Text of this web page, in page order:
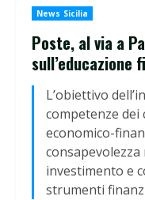
News Sicilia
Poste, al via a
sull’educazione
L’obiettivo
competenze
economico-
investimento e
strumenti